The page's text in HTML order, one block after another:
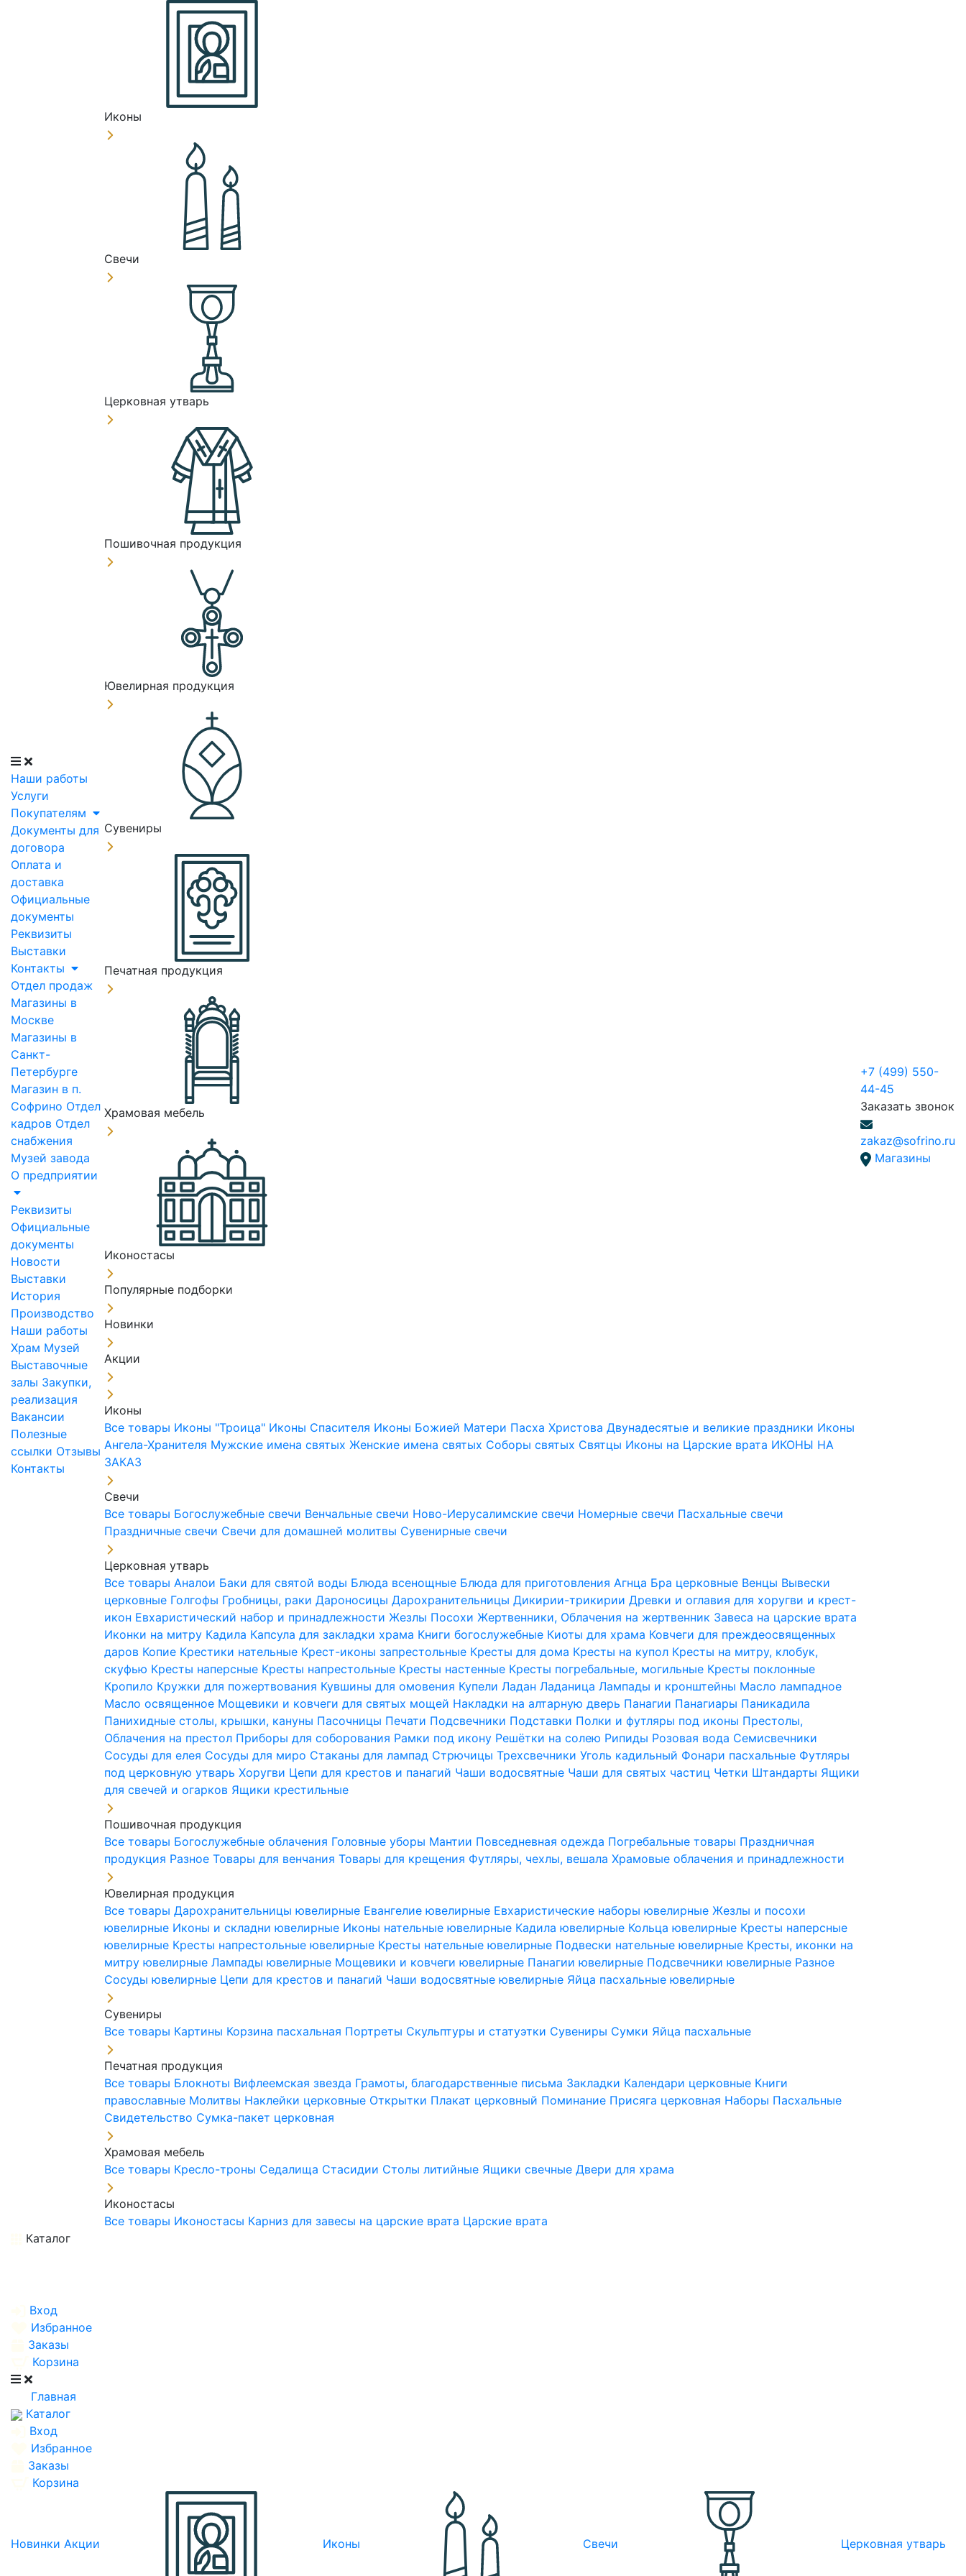
Наши работы
Услуги
Покупателям
Документы для
договора
Оплата и
доставка
Официальные
документы
Реквизиты
Выставки
Контакты
Отдел продаж
Магазины в
Москве
Магазины в
Санкт-
Петербурге
Магазин в п.
Софрино Отдел
кадров Отдел
снабжения
Музей завода
О предприятии
Реквизиты
Официальные
документы
Новости
Выставки
История
Производство
Наши работы
Храм Музей
Выставочные
залы Закупки,
реализация
Вакансии
Полезные
ссылки Отзывы
Контакты
Иконы
Свечи
Церковная утварь
Пошивочная продукция
Ювелирная продукция
Сувениры
Печатная продукция
Храмовая мебель
Иконостасы
Популярные подборки
Новинки
Акции
Иконы
Все товары Иконы "Троица" Иконы Спасителя Иконы Божией Матери Пасха ХристоваДвунадесятые и великие праздники Иконы
Ангела-Хранителя Мужские имена святыхЖенские имена святых Соборы святых Святцы Иконы на Царские врата ИКОНЫ НА
ЗАКАЗ
Свечи
Все товары Богослужебные свечи Венчальные свечи Ново-Иерусалимские свечи Номерные свечи Пасхальные свечи
Праздничные свечи Свечи для домашней молитвы Сувенирные свечи
Церковная утварь
Все товарыАналои Баки для святой воды Блюда всенощные Блюда для приготовления Агнца Бра церковные Венцы Вывески
церковные Голгофы Гробницы, ракиДароносицыДарохранительницыДикирии-трикирииДревки и оглавия для хоругви и крест-
икон Евхаристический набор и принадлежностиЖезлы ПосохиЖертвенники, Облачения на жертвенник Завеса на царские врата
Иконки на митру Кадила Капсула для закладки храма Книги богослужебные Киоты для храма Ковчеги для преждеосвященных
даров Копие Крестики нательные Крест-иконы запрестольные Кресты для дома Кресты на купол Кресты на митру, клобук,
скуфью Кресты наперсные Кресты напрестольные Кресты настенные Кресты погребальные, могильные Кресты поклонные
Кропило Кружки для пожертвования Кувшины для омовения КупелиЛаданЛаданицаЛампады и кронштейны Масло лампадное
Масло освященное Мощевики и ковчеги для святых мощей Накладки на алтарную дверь Панагии Панагиары Паникадила
Панихидные столы, крышки, кануны Пасочницы Печати Подсвечники Подставки Полки и футляры под иконы Престолы,
Облачения на престол Приборы для соборования Рамки под икону Решётки на солею Рипиды Розовая вода Семисвечники
Сосуды для елея Сосуды для миро Стаканы для лампад СтрючицыТрехсвечникиУголь кадильный Фонари пасхальные Футляры
под церковную утварьХоругви Цепи для крестов и панагий Чаши водосвятные Чаши для святых частиц Четки Штандарты Ящики
для свечей и огарков Ящики крестильные
Пошивочная продукция
Все товары Богослужебные облачения Головные уборы Мантии Повседневная одежда Погребальные товары Праздничная
продукция РазноеТовары для венчанияТовары для крещения Футляры, чехлы, вешалаХрамовые облачения и принадлежности
Ювелирная продукция
Все товарыДарохранительницы ювелирные Евангелие ювелирные Евхаристические наборы ювелирныеЖезлы и посохи
ювелирные Иконы и складни ювелирные Иконы нательные ювелирные Кадила ювелирные Кольца ювелирные Кресты наперсные
ювелирные Кресты напрестольные ювелирные Кресты нательные ювелирные Подвески нательные ювелирные Кресты, иконки на
митру ювелирныеЛампады ювелирные Мощевики и ковчеги ювелирные Панагии ювелирные Подсвечники ювелирные Разное
Сосуды ювелирные Цепи для крестов и панагий Чаши водосвятные ювелирные Яйца пасхальные ювелирные
Сувениры
Все товары Картины Корзина пасхальная Портреты Скульптуры и статуэтки Сувениры Сумки Яйца пасхальные
Печатная продукция
Все товары Блокноты Вифлеемская звезда Грамоты, благодарственные письма Закладки Календари церковные Книги
православные Молитвы Наклейки церковные Открытки Плакат церковный Поминание Присяга церковная Наборы Пасхальные
Свидетельство Сумка-пакет церковная
Храмовая мебель
Все товары Кресло-троны Седалища Стасидии Столы литийные Ящики свечныеДвери для храма
Иконостасы
Все товары Иконостасы Карниз для завесы на царские врата Царские врата
+7 (499) 550-
44-45
Заказать звонок
zakaz@sofrino.ru
Магазины
Каталог
Вход
Избранное
Заказы
Корзина
Главная
Каталог
Вход
Избранное
Заказы
Корзина
Новинки Акции Иконы Свечи Церковная утварь